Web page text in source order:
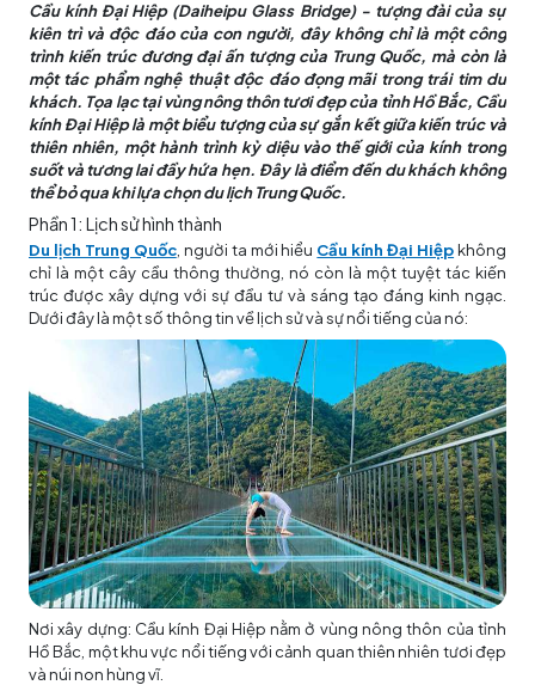
Cầu kính Đại Hiệp (Daiheipu Glass Bridge) - tượng đài của sự
kiên trì và độc đáo của con người, đây không chỉ là một công
trình kiến trúc đương đại ấn tượng của Trung Quốc, mà còn là
một tác phẩm nghệ thuật độc đáo đọng mãi trong trái tim du
khách. Tọa lạc tại vùng nông thôn tươi đẹp của tỉnh Hồ Bắc, Cầu
kính Đại Hiệp là một biểu tượng của sự gắn kết giữa kiến trúc và
thiên nhiên, một hành trình kỳ diệu vào thế giới của kính trong
suốt và tương lai đầy hứa hẹn. Đây là điểm đến du khách không
thể bỏ qua khi lựa chọn du lịch Trung Quốc.
Phần 1: Lịch sử hình thành
Du lịch Trung Quốc, người ta mới hiểu Cầu kính Đại Hiệpkhông
chỉ là một cây cầu thông thường, nó còn là một tuyệt tác kiến
trúc được xây dựng với sự đầu tư và sáng tạo đáng kinh ngạc.
Dưới đây là một số thông tin về lịch sử và sự nổi tiếng của nó:
Nơi xây dựng: Cầu kính Đại Hiệp nằm ở vùng nông thôn của tỉnh
Hồ Bắc, một khu vực nổi tiếng với cảnh quan thiên nhiên tươi đẹp
và núi non hùng vĩ.